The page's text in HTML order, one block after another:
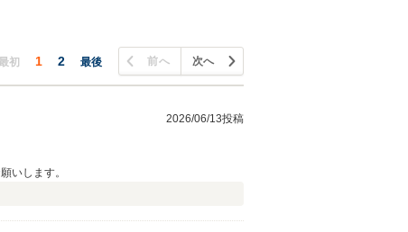
初 1 2 最後 前へ 次へ
2026/06/13投稿
いします。